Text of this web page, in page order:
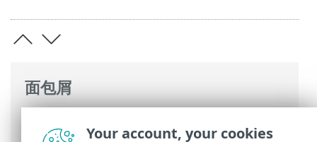
面包屑
常见问题解答> 查明安装了哪些 ESET
Your account, your cookies